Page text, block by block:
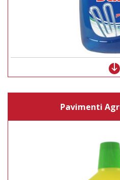
Pavimenti